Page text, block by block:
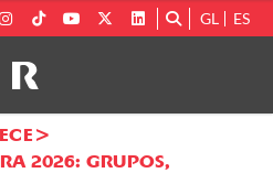
GL ES
2026: GRUPOS,